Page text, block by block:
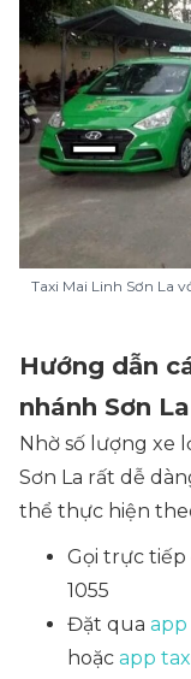
Taxi Mai Linh Sơn La
Hướng dẫn
nhánh Sơn La
Nhờ số lượng xe
Sơn La rất dễ
thể thực hiện
Gọi trực tiếp
1055
Đặt qua app
hoặc app